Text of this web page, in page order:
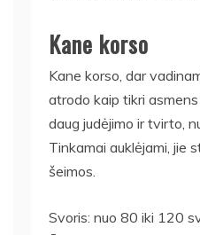
Kane korso
Kane korso, dar
atrodo kaip tikri
daug judėjimo ir tvirto,
Tinkamai auklėjami, jie
šeimos.
Svoris: nuo 80 iki 120